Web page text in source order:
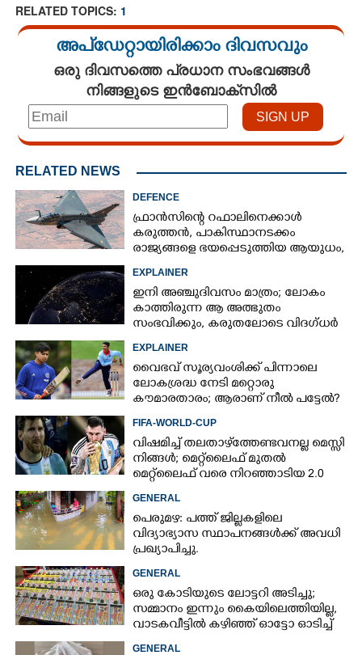
RELATED TOPICS: 1
അപ്ഡേറ്റായിരിക്കാം ദിവസവും
ഒരു ദിവസത്തെ പ്രധാന സംഭവങ്ങൾ
നിങ്ങളുടെ ഇൻബോക്സിൽ
RELATED NEWS
DEFENCE
ഫ്രാൻസിന്റെ റഫാലിനെക്കാൾ
കരുത്തൻ,​ പാകിസ്ഥാനടക്കം
രാജ്യങ്ങളെ ഭയപ്പെടുത്തിയ ആയുധം,​
ഇന്ത്യ നിർമ്മിച്ച എണ്ണം 100ലേക്ക്
EXPLAINER
ഇനി അഞ്ചുദിവസം മാത്രം; ലോകം
കാത്തിരുന്ന ആ അത്ഭുതം
സംഭവിക്കും, കരുതലോടെ വിദഗ്ധർ
EXPLAINER
വൈഭവ് സൂര്യവംശിക്ക് പിന്നാലെ
ലോകശ്രദ്ധ നേടി മറ്റൊരു
കൗമാരതാരം; ആരാണ് നീൽ പട്ടേൽ?
FIFA-WORLD-CUP
വിഷമിച്ച് തലതാഴ്‌ത്തേണ്ടവനല്ല മെസ്സി
നിങ്ങള്‍; മെറ്റ്‌ലൈഫ് മുതല്‍
മെറ്റ്‌ലൈഫ് വരെ നിറഞ്ഞാടിയ 2.0
GENERAL
പെരുമഴ: പത്ത് ജില്ലകളിലെ
വിദ്യാഭ്യാസ സ്ഥാപനങ്ങൾക്ക് അവധി
പ്രഖ്യാപിച്ചു.
GENERAL
ഒരു കോടിയുടെ ലോട്ടറി അടിച്ചു;
സമ്മാനം ഇന്നും കൈയിലെത്തിയില്ല,
വാടകവീട്ടിൽ കഴിഞ്ഞ് ഓട്ടോ ഓടിച്ച്
73കാരൻ
GENERAL